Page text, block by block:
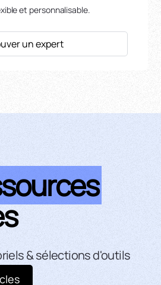
et personnalisable.
un expert
& sélections d'outils